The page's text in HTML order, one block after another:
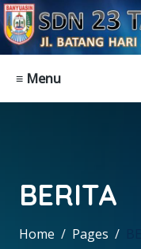
≡ Menu
BERITA
Home Pages